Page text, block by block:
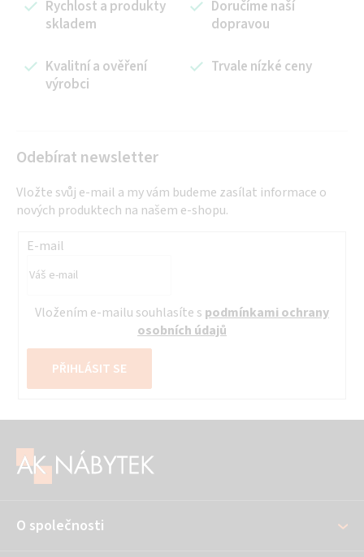
i
s
Rychlost a produkty
skladem
Doručíme naší
dopravou
Kvalitní a ověření
výrobci
Trvale nízké ceny
Odebírat newsletter
Vložte svůj e-mail a my vám budeme zasílat informace o
nových produktech na našem e-shopu.
E-mail
Vložením e-mailu souhlasíte s podmínkami ochrany
osobních údajů
PŘIHLÁSIT SE
O společnosti